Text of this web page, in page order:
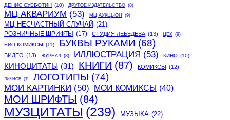
ДЕНИС СУББОТИН (10) ДРУГОЕ ИЗДАТЕЛЬСТВО (8)
МЦ АКВАРИУМ (53) МЦ АУКЦЫОН (9)
МЦ НЕСЧАСТНЫЙ СЛУЧАЙ (21)
РОЗНИЧНЫЕ ШРИФТЫ (17) СТУДИЯ ЛЕБЕДЕВА (13) ЦЕХ (9)
БИО.КОМИКСЫ (11) БУКВЫ РУКАМИ (68)
ВИДЕО (13) ЖУРНАЛ (8) ИЛЛЮСТРАЦИЯ (53) КИНО (10)
КИНОЦИТАТЫ (31) КНИГИ (87) КОМИКСЫ (12)
ЛИЧНОЕ (7) ЛОГОТИПЫ (74)
МОИ КАРТИНКИ (50) МОИ КОМИКСЫ (40)
МОИ ШРИФТЫ (84)
МУЗЦИТАТЫ (239) МУЗЫКА (22)